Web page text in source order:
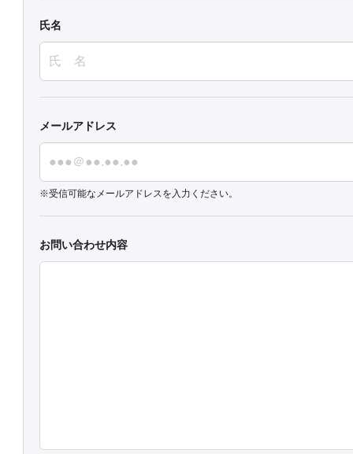
氏名
メールアドレス
受信可能なメールアドレスを入力ください。
お問い合わせ内容